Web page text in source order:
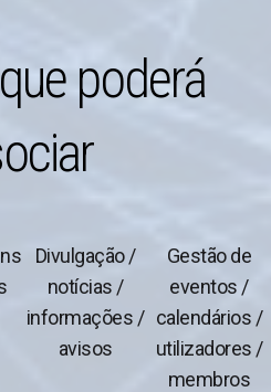
que poderá
ociar
Divulgação /
notícias /
informações /
avisos
Gestão de
eventos /
calendários /
utilizadores /
membros